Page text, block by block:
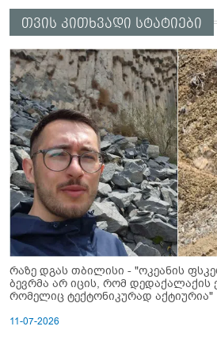
თვის კითხვადი სტატიები
რაზე დგას თბილისი - "ოკეანის
ბევრმა არ იცის, რომ დედაქალაქის
რომელიც ტექტონიკურად აქტიურია"
11-07-2026